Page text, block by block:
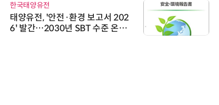
한국태양유전
태양유전, '안전·환경 보고서 202
6' 발간…2030년 SBT 수준 온실